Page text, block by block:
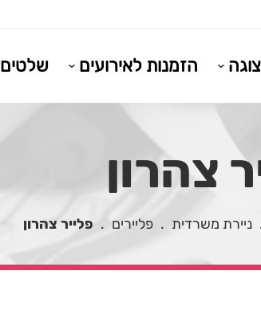
הזמנות לאירועים שלטים
צהרון
ניירת משרדית . פליירים . פלייר צהרון